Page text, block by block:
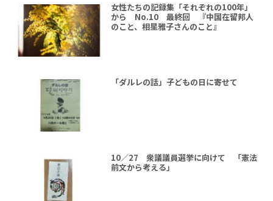
女性たちの記録集「それぞれの100年」
から No.10 最終回 『中国在留邦人
のこと、相星雅子さんのこと』
「ダルレの話」子どもの日に寄せて
10／27 衆議議員選挙に向けて 「憲法
前文から考える」